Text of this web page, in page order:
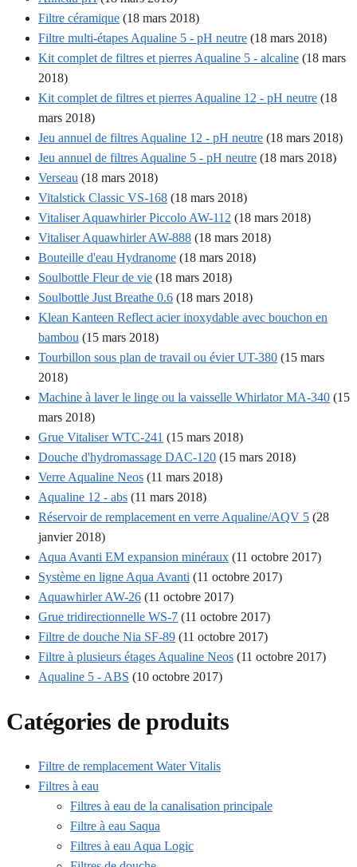
Filtre céramique (18 mars 2018)
Filtre multi-étapes Aqualine 5 - pH neutre (18 mars 2018)
Kit complet de filtres et pierres Aqualine 5 - alcaline (18 mars
2018)
Kit complet de filtres et pierres Aqualine 12 - pH neutre (18
mars 2018)
Jeu annuel de filtres Aqualine 12 - pH neutre (18 mars 2018)
Jeu annuel de filtres Aqualine 5 - pH neutre (18 mars 2018)
Verseau (18 mars 2018)
Vitalstick Classic VS-168 (18 mars 2018)
Vitaliser Aquawhirler Piccolo AW-112 (18 mars 2018)
Vitaliser Aquawhirler AW-888 (18 mars 2018)
Bouteille d'eau Hydranome (18 mars 2018)
Soulbottle Fleur de vie (18 mars 2018)
Soulbottle Just Breathe 0.6 (18 mars 2018)
Klean Kanteen Reflect acier inoxydable avec bouchon en
bambou (15 mars 2018)
Tourbillon sous plan de travail ou évier UT-380 (15 mars
2018)
Machine à laver le linge ou la vaisselle Whirlator MA-340 (15
mars 2018)
Grue Vitaliser WTC-241 (15 mars 2018)
Douche d'hydromassage DAC-120 (15 mars 2018)
Verre Aqualine Neos (11 mars 2018)
Aqualine 12 - abs (11 mars 2018)
Réservoir de remplacement en verre Aqualine/AQV 5 (28
janvier 2018)
Aqua Avanti EM expansion minéraux (11 octobre 2017)
Système en ligne Aqua Avanti (11 octobre 2017)
Aquawhirler AW-26 (11 octobre 2017)
Grue tridirectionnelle WS-7 (11 octobre 2017)
Filtre de douche Nia SF-89 (11 octobre 2017)
Filtre à plusieurs étages Aqualine Neos (11 octobre 2017)
Aqualine 5 - ABS (10 octobre 2017)
Catégories de produits
Filtre de remplacement Water Vitalis
Filtres à eau
Filtres à eau de la canalisation principale
Filtre à eau Saqua
Filtres à eau Aqua Logic